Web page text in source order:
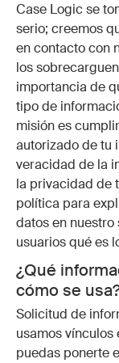
Case Logic se
serio; creemos
en contacto con
los
importancia de
tipo de
misión es
autorizado de tu
veracidad de la
la privacidad de
política para
datos en
usuarios qué es
¿Qué
cómo se
Solicitud de
usamos vínculos
puedas ponerte